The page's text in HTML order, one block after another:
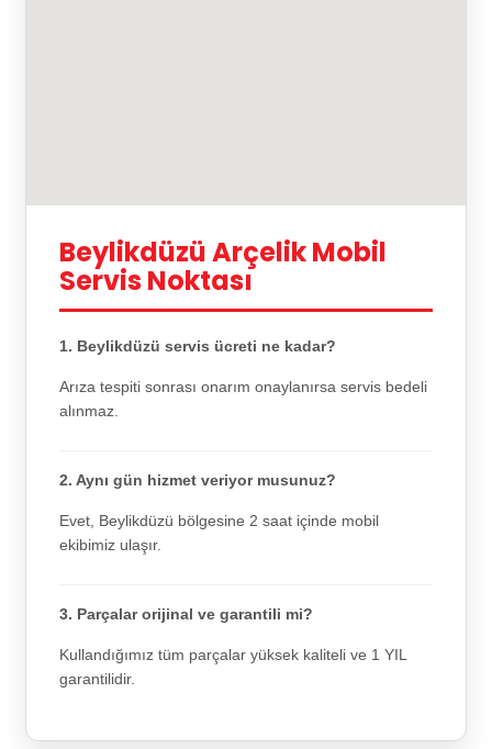
Beylikdüzü Arçelik Mobil
Servis Noktası
1. Beylikdüzü servis ücreti ne kadar?
Arıza tespiti sonrası onarım onaylanırsa servis bedeli
alınmaz.
2. Aynı gün hizmet veriyor musunuz?
Evet, Beylikdüzü bölgesine 2 saat içinde mobil
ekibimiz ulaşır.
3. Parçalar orijinal ve garantili mi?
Kullandığımız tüm parçalar yüksek kaliteli ve 1 YIL
garantilidir.